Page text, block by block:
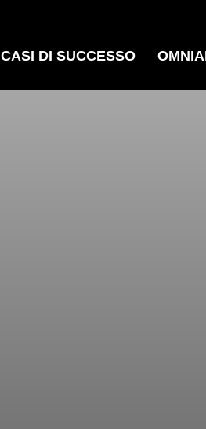
CASI DI SUCCESSO